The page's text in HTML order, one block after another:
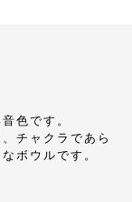
色です。
チャクラであら
ボウルです。